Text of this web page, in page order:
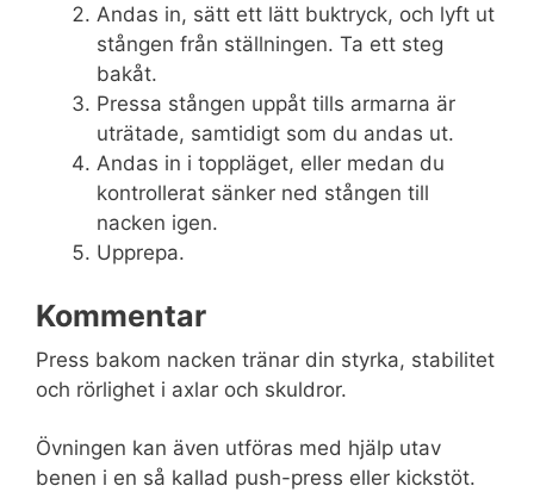
Andas in, sätt ett lätt buktryck, och lyft ut
stången från ställningen. Ta ett steg
bakåt.
Pressa stången uppåt tills armarna är
uträtade, samtidigt som du andas ut.
Andas in i toppläget, eller medan du
kontrollerat sänker ned stången till
nacken igen.
Upprepa.
Kommentar
Press bakom nacken tränar din styrka, stabilitet
och rörlighet i axlar och skuldror.
Övningen kan även utföras med hjälp utav
benen i en så kallad push-press eller kickstöt.